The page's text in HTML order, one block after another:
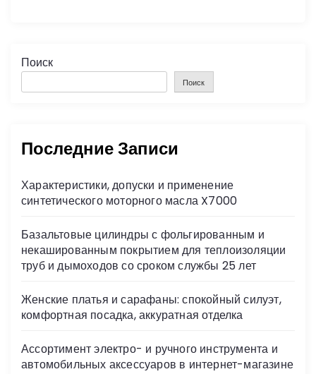
Поиск
Поиск
Последние Записи
Характеристики, допуски и применение
синтетического моторного масла X7000
Базальтовые цилиндры с фольгированным и
некашированным покрытием для теплоизоляции
труб и дымоходов со сроком службы 25 лет
Женские платья и сарафаны: спокойный силуэт,
комфортная посадка, аккуратная отделка
Ассортимент электро- и ручного инструмента и
автомобильных аксессуаров в интернет-магазине